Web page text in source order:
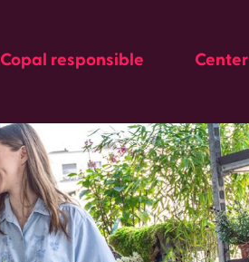
Copal responsible Center